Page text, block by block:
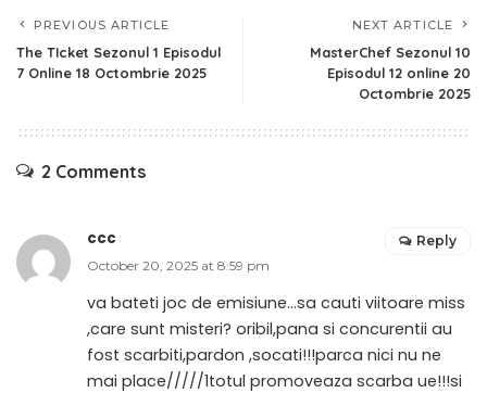
PREVIOUS ARTICLE
The TIcket Sezonul 1 Episodul
7 Online 18 Octombrie 2025
NEXT ARTICLE
MasterChef Sezonul 10
Episodul 12 online 20
Octombrie 2025
2 Comments
ccc
October 20, 2025 at 8:59 pm
va bateti joc de emisiune…sa cauti viitoare miss
,care sunt misteri? oribil,pana si concurentii au
fost scarbiti,pardon ,socati!!!parca nici nu ne
mai place/////1totul promoveaza scarba ue!!!si
Reply